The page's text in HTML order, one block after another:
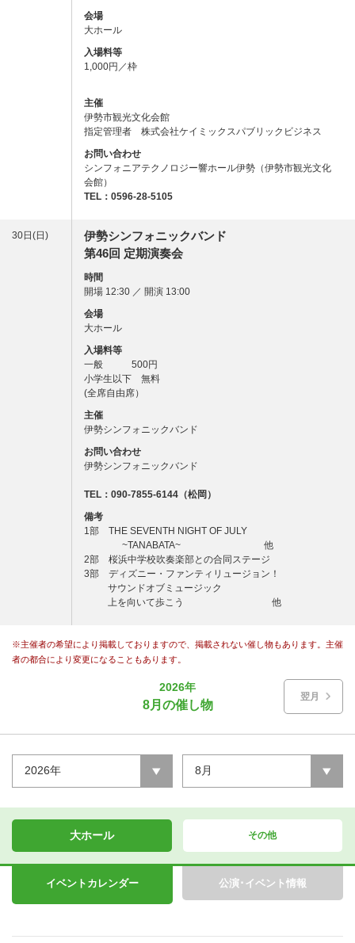
会場
大ホール
入場料等
1,000円／枠
主催
伊勢市観光文化会館
指定管理者 株式会社ケイミックスパブリックビジネス
お問い合わせ
シンフォニアテクノロジー響ホール伊勢（伊勢市観光文化
会館）
TEL：0596-28-5105
30日(日)
伊勢シンフォニックバンド
第46回 定期演奏会
時間
開場 12:30 ／ 開演 13:00
会場
大ホール
入場料等
一般 500円
小学生以下 無料
(全席自由席）
主催
伊勢シンフォニックバンド
お問い合わせ
伊勢シンフォニックバンド
TEL：090-7855-6144（松岡）
備考
1部 THE SEVENTH NIGHT OF JULY
~TANABATA~ 他
2部 桜浜中学校吹奏楽部との合同ステージ
3部 ディズニー・ファンティリュージョン！
サウンドオブミュージック
上を向いて歩こう 他
※主催者の希望により掲載しておりますので、掲載されない催し物もあります。主催
者の都合により変更になることもあります。
翌月
2026年
8月の催し物
2026年 8月
大ホール その他
イベントカレンダー 公演･イベント情報